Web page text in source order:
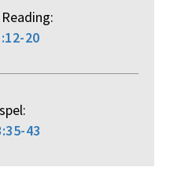
20
43